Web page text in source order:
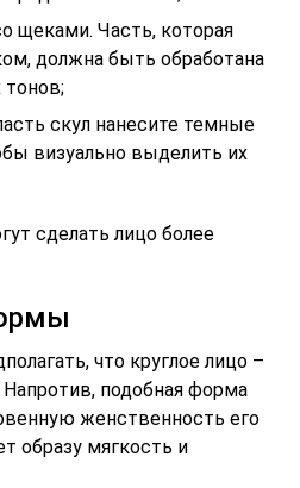
щеками. Часть, которая
должна быть обработана
скул нанесите темные
визуально выделить их
сделать лицо более
что круглое лицо –
Напротив, подобная форма
женственность его
образу мягкость и